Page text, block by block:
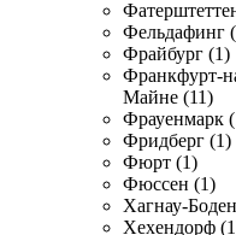
Фельдафинг
Фрайбург (1)
Франкфурт-
Майне (11)
Фрауенмарк
Фридберг (1)
Фюрт (1)
Фюссен (1)
Хагнау-
Хехендорф